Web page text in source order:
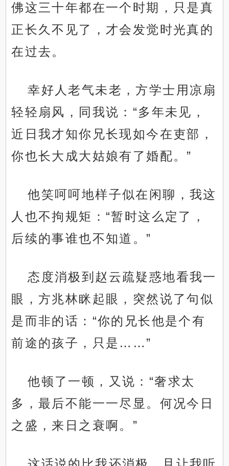
佛这三十年都在一个时期，只是真
正长久不见了，才会发觉时光真的
在过去。
幸好人老气未老，方学士用凉扇
轻轻扇风，同我说：“多年未见，
近日我才知你兄长现如今在吏部，
你也长大成大姑娘有了婚配。”
他笑呵呵地样子似在闲聊，我这
人也不拘规矩：“暂时这么定了，
后续的事谁也不知道。”
态度消极到赵云疏疑惑地看我一
眼，方兆林眯起眼，突然说了句似
是而非的话：“你的兄长他是个有
前途的孩子，只是……”
他顿了一顿，又说：“奢求太
多，最后不能一一尽显。何况今日
之盛，来日之衰啊。”